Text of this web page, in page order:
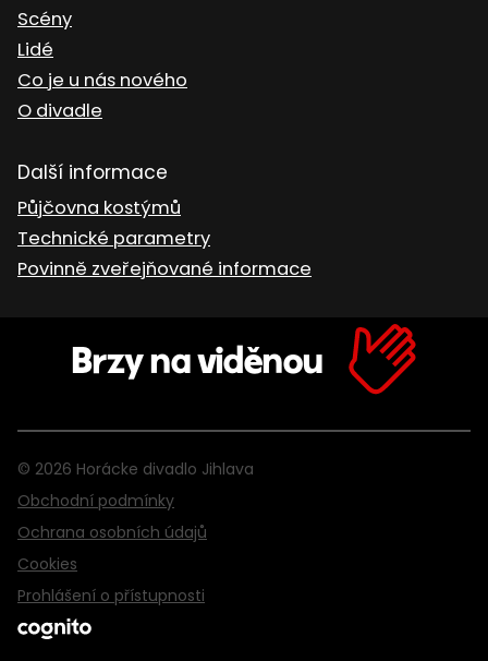
Scény
Lidé
Co je u nás nového
O divadle
Další informace
Půjčovna kostýmů
Technické parametry
Povinně zveřejňované informace
Brzy na viděnou
© 2026 Horácke divadlo Jihlava
Obchodní podmínky
Ochrana osobních údajů
Cookies
Prohlášení o přístupnosti